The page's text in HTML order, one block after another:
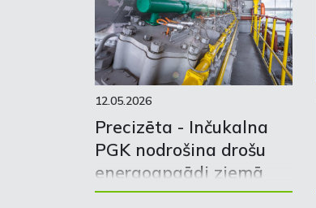
12.05.2026
Precizēta - Inčukalna
PGK nodrošina drošu
energoapgādi ziemā